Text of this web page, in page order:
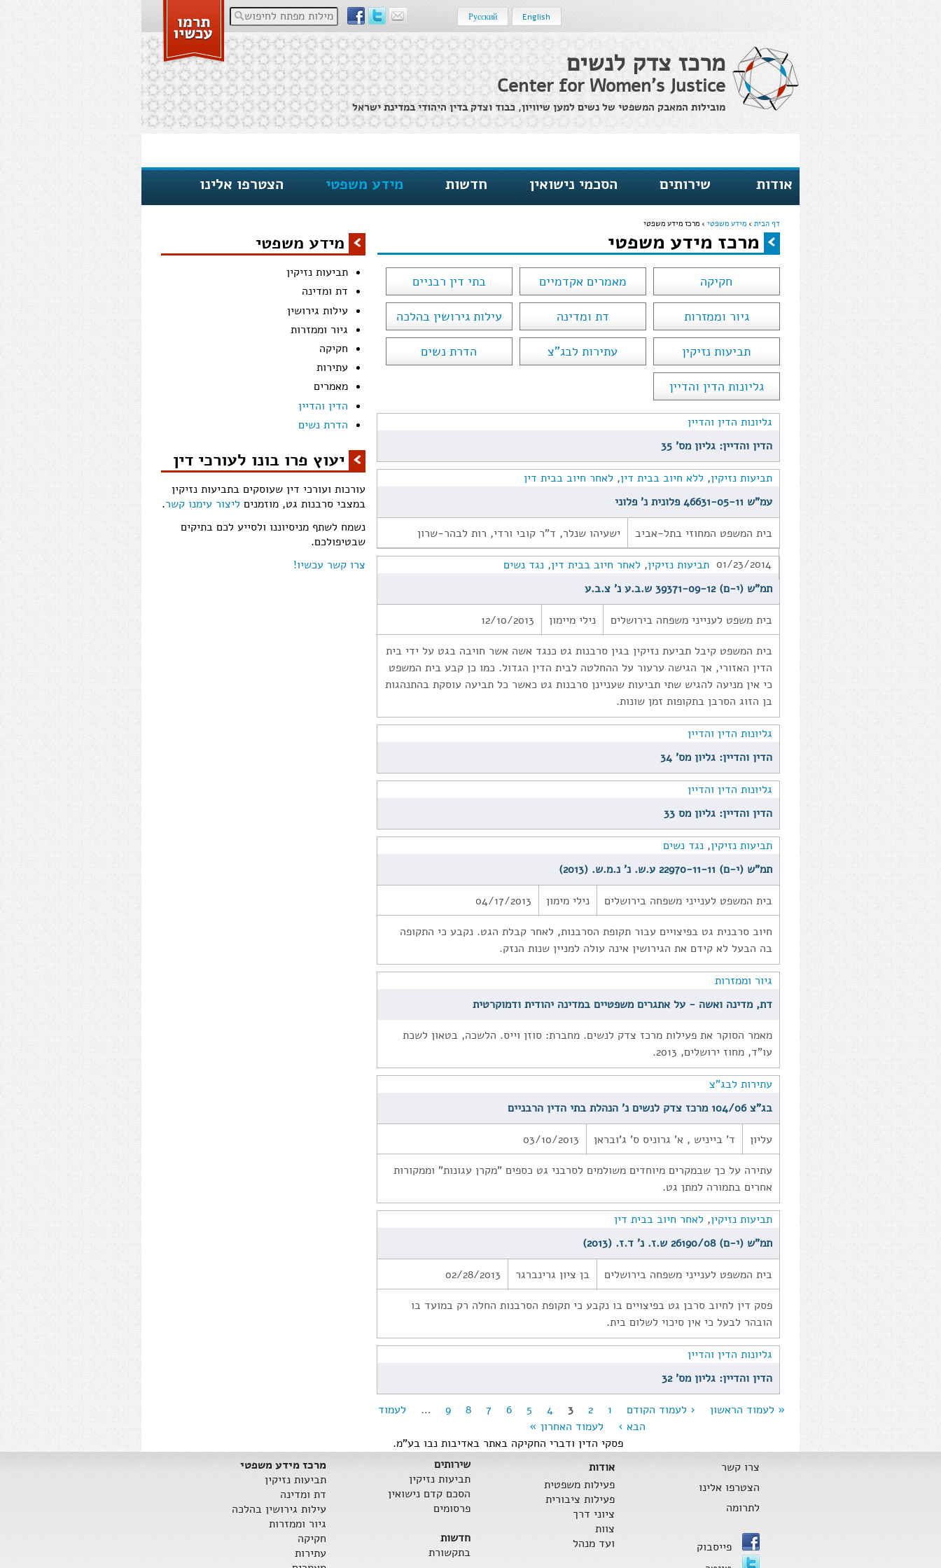
מילות מפתח לחיפוש English
Русский
מרכז צדק לנשים
Center for Women's Justice
מובילות המאבק המשפטי של נשים למען שיוויון, כבוד וצדק בדין היהודי במדינת ישראל
אודות שירותים הסכמי נישואין חדשות מידע משפטי הצטרפו אלינו
הינך נמצא כאן
דף הבית ›מידע משפטי ›מרכז מידע משפטי
מרכז מידע משפטי
חקיקה מאמרים אקדמיים בתי דין רבניים
גיור וממזרות דת ומדינה עילות גירושין בהלכה
תביעות נזיקין עתירות לבג"צ הדרת נשים
גליונות הדין והדיין
גליונות הדין והדיין
הדין והדיין: גליון מס' 35
תביעות נזיקין, ללא חיוב בבית דין, לאחר חיוב בבית דין
עמ"ש 46631-05-11 פלונית נ' פלוני
בית המשפט המחוזי בתל-אביב
ישעיהו שנלר, ד"ר קובי ורדי, רות לבהר-שרון
01/23/2014 תביעות נזיקין, לאחר חיוב בבית דין,נגד נשים
תמ"ש (י-ם) 39371-09-12 ש.ב.ע נ' צ.ב.ע
בית משפט לענייני משפחה בירושלים נילי מיימון
12/10/2013
בית המשפט קיבל תביעת נזיקין בגין סרבנות גט כנגד אשה אשר חויבה בגט על ידי בית
הדין האזורי, אך הגישה ערעור על ההחלטה לבית הדין הגדול. כמו כן קבע בית המשפט
כי אין מניעה להגיש שתי תביעות שעניינן סרבנות גט כאשר כל תביעה עוסקת בהתנהגות
בן הזוג הסרבן בתקופות זמן שונות.
גליונות הדין והדיין
הדין והדיין: גליון מס' 34
גליונות הדין והדיין
הדין והדיין: גליון מס 33
תביעות נזיקין,נגד נשים
תמ"ש (י-ם) 22970-11-11 ע.ש. נ' נ.מ.ש. (2013)
בית המשפט לענייני משפחה בירושלים נילי מימון
04/17/2013
חיוב סרבנית גט בפיצויים עבור תקופת הסרבנות, לאחר קבלת הגט. נקבע כי התקופה
בה הבעל לא קידם את הגירושין אינה עולה למניין שנות הנזק.
גיור וממזרות
דת, מדינה ואשה - על אתגרים משפטיים במדינה יהודית ודמוקרטית
מאמר הסוקר את פעילות מרכז צדק לנשים. מחברת: סוזן וייס. הלשכה, בטאון לשכת
עו"ד, מחוז ירושלים, 2013.
עתירות לבג"צ
בג"צ 104/06 מרכז צדק לנשים נ' הנהלת בתי הדין הרבניים
עליון ד' בייניש , א' גרוניס ס' ג'ובראן
03/10/2013
עתירה על כך שבמקרים מיוחדים משולמים לסרבני גט כספים "מקרן עגונות" וממקורות
אחרים בתמורה למתן גט.
תביעות נזיקין, לאחר חיוב בבית דין
תמ"ש (י-ם) 26190/08 ש.ז. נ' ד.ז. (2013)
בית המשפט לענייני משפחה בירושלים בן ציון גרינברגר
02/28/2013
פסק דין לחיוב סרבן גט בפיצויים בו נקבע כי תקופת הסרבנות החלה רק במועד בו
הובהר לבעל כי אין סיכוי לשלום בית.
גליונות הדין והדיין
הדין והדיין: גליון מס' 32
« לעמוד הראשון ‹ לעמוד הקודם 1
2
3
4
5
6
7
8
9
…
לעמוד
הבא ›
לעמוד האחרון »
פסקי הדין ודברי החקיקה באתר באדיבות נבו בע"מ.
מידע משפטי
תביעות נזיקין
דת ומדינה
עילות גירושין
גיור וממזרות
חקיקה
עתירות
מאמרים
הדין והדיין
הדרת נשים
יעוץ פרו בונו לעורכי דין
עורכות ועורכי דין שעוסקים בתביעות נזיקין
במצבי סרבנות גט, מוזמנים ליצור עימנו קשר.
נשמח לשתף מניסיוננו ולסייע לכם בתיקים
שבטיפולכם.
צרו קשר עכשיו!
צרו קשר
הצטרפו אלינו
לתרומה
פייסבוק
אודות
פעילות משפטית
פעילות ציבורית
ציוני דרך
צוות
ועד מנהל
שירותים
תביעות נזיקין
הסכם קדם נישואין
פרסומים
חדשות
בתקשורת
מרכז מידע משפטי
תביעות נזיקין
דת ומדינה
עילות גירושין בהלכה
גיור וממזרות
חקיקה
עתירות